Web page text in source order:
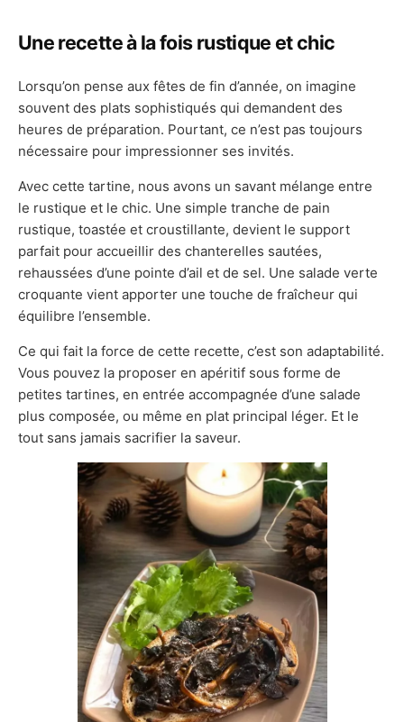
Une recette à la fois rustique et chic
Lorsqu’on pense aux fêtes de fin d’année, on imagine
souvent des plats sophistiqués qui demandent des
heures de préparation. Pourtant, ce n’est pas toujours
nécessaire pour impressionner ses invités.
Avec cette tartine, nous avons un savant mélange entre
le rustique et le chic. Une simple tranche de pain
rustique, toastée et croustillante, devient le support
parfait pour accueillir des chanterelles sautées,
rehaussées d’une pointe d’ail et de sel. Une salade verte
croquante vient apporter une touche de fraîcheur qui
équilibre l’ensemble.
Ce qui fait la force de cette recette, c’est son adaptabilité.
Vous pouvez la proposer en apéritif sous forme de
petites tartines, en entrée accompagnée d’une salade
plus composée, ou même en plat principal léger. Et le
tout sans jamais sacrifier la saveur.